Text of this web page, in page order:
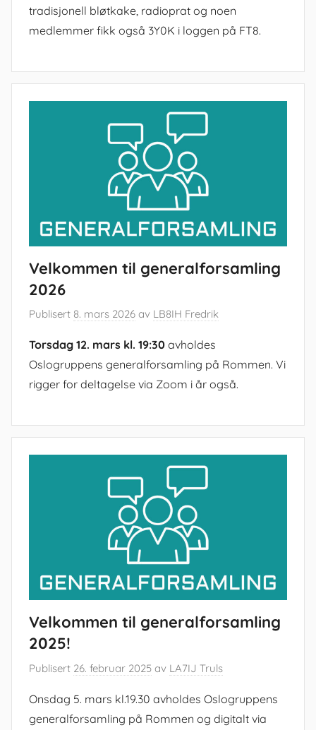
tradisjonell bløtkake, radioprat og noen
medlemmer fikk også 3Y0K i loggen på FT8.
Velkommen til generalforsamling
2026
Publisert 8. mars 2026 av LB8IH Fredrik
Torsdag 12. mars kl. 19:30 avholdes
Oslogruppens generalforsamling på Rommen. Vi
rigger for deltagelse via Zoom i år også.
Velkommen til generalforsamling
2025!
Publisert 26. februar 2025 av LA7IJ Truls
Onsdag 5. mars kl.19.30 avholdes Oslogruppens
generalforsamling på Rommen og digitalt via